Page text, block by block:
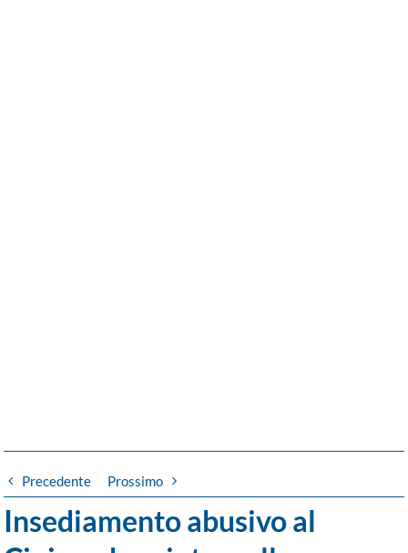
Precedente Prossimo
Insediamento abusivo al